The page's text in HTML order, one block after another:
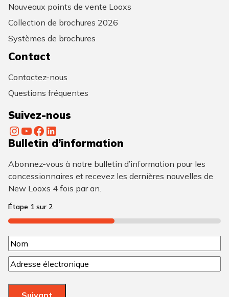
Nouveaux points de vente Looxs
Collection de brochures 2026
Systèmes de brochures
Contact
Contactez-nous
Questions fréquentes
Suivez-nous
InstagramYouTube Facebook LinkedIn
Bulletin d’information
Abonnez-vous à notre bulletin d’information pour les
concessionnaires et recevez les dernières nouvelles de
New Looxs 4 fois par an.
Étape 1 sur 2
50%
N
o
m
N
o
C
o
u
Suivant